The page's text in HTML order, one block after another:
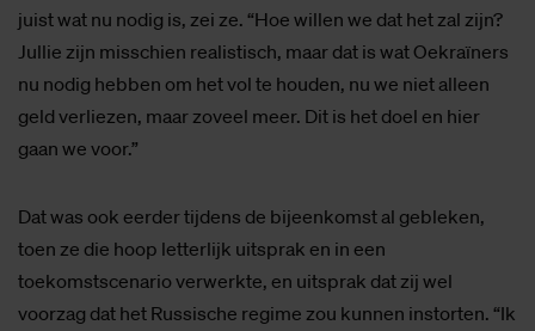
juist wat nu nodig is, zei ze. “Hoe willen we dat het zal zijn?
Jullie zijn misschien realistisch, maar dat is wat Oekraïners
nu nodig hebben om het vol te houden, nu we niet alleen
geld verliezen, maar zoveel meer. Dit is het doel en hier
gaan we voor.”
Dat was ook eerder tijdens de bijeenkomst al gebleken,
toen ze die hoop letterlijk uitsprak en in een
toekomstscenario verwerkte, en uitsprak dat zij wel
voorzag dat het Russische regime zou kunnen instorten. “Ik